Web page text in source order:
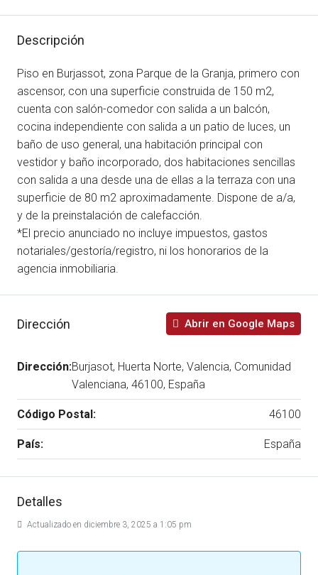
Descripción
Piso en Burjassot, zona Parque de la Granja, primero con
ascensor, con una superficie construida de 150 m2,
cuenta con salón-comedor con salida a un balcón,
cocina independiente con salida a un patio de luces, un
baño de uso general, una habitación principal con
vestidor y baño incorporado, dos habitaciones sencillas
con salida a una desde una de ellas a la terraza con una
superficie de 80 m2 aproximadamente. Dispone de a/a,
y de la preinstalación de calefacción.
*El precio anunciado no incluye impuestos, gastos
notariales/gestoría/registro, ni los honorarios de la
agencia inmobiliaria.
Dirección Abrir en Google Maps
Dirección:Burjasot, Huerta Norte, Valencia, Comunidad
Valenciana, 46100, España
Código Postal: 46100
País: España
Detalles
Actualizado en diciembre 3, 2025 a 1:05 pm